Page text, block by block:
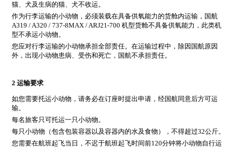
猫、犬及生病的猫、犬不收运。
作为行李运输的小动物，必须装载在具备供氧能力的货舱内运输，国航
A319 / A320 / 737-8MAX / ARJ21-700 机型货舱不具备供氧能力，此类机
型不承运小动物。
您应对行李运输的小动物承担全部责任。在运输过程中，除因国航原因
外，出现小动物患病、受伤和死亡，国航不承担责任。
2 运输要求
如您需要托运小动物，请务必在订座时提出申请，经国航同意后方可运
输。
每名旅客只可托运一只小动物。
每只小动物（包含包装容器以及容器内的水及食物），不得超过32公斤。
您需要在航班起飞当日，不迟于航班起飞时间前120分钟将小动物自行运